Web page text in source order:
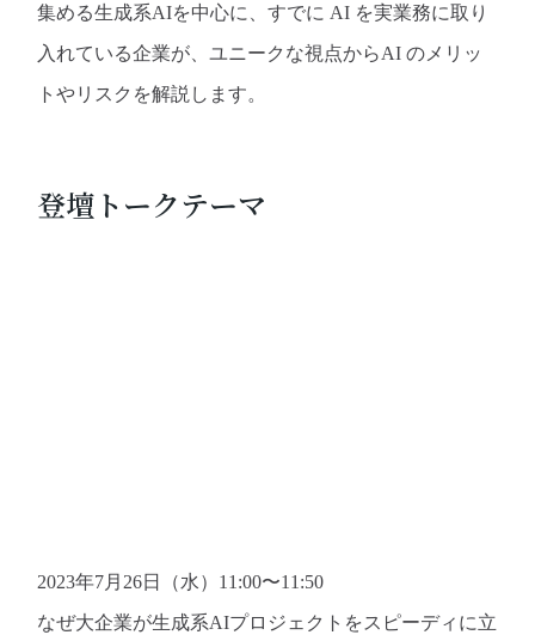
集める生成系AIを中心に、すでに AI を実業務に取り
入れている企業が、ユニークな視点からAI のメリッ
トやリスクを解説します。
登壇トークテーマ
2023年7月26日（水）11:00〜11:50
なぜ大企業が生成系AIプロジェクトをスピーディに立